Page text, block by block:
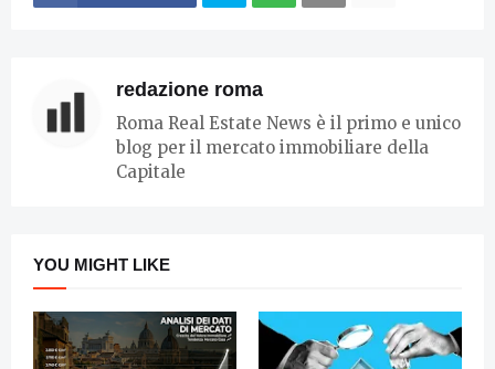
redazione roma
Roma Real Estate News è il primo e unico
blog per il mercato immobiliare della
Capitale
YOU MIGHT LIKE